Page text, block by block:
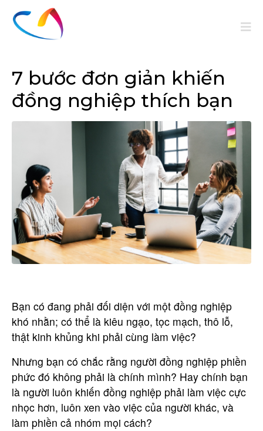
7 bước đơn giản khiến
đồng nghiệp thích bạn
Bạn có đang phải đối diện với một đồng nghiệp
khó nhằn; có thể là kiêu ngạo, tọc mạch, thô lỗ,
thật kinh khủng khi phải cùng làm việc?
Nhưng bạn có chắc rằng người đồng nghiệp phiền
phức đó không phải là chính mình? Hay chính bạn
là người luôn khiến đồng nghiệp phải làm việc cực
nhọc hơn, luôn xen vào việc của người khác, và
làm phiền cả nhóm mọi cách?